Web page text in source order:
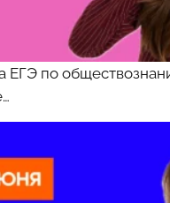
ЕГЭ по